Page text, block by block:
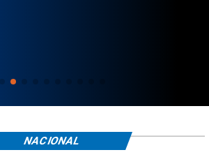
NACIONAL